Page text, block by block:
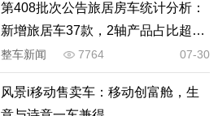
第408批次公告旅居房车统计分析：
新增旅居车37款，2轴产品占比超过
60%
整车新闻 7764 07-30
风景i移动售卖车：移动创富舱，生